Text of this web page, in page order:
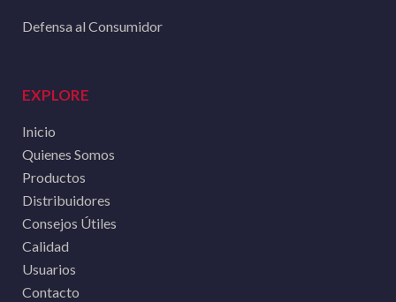
Defensa al Consumidor
EXPLORE
Inicio
Quienes Somos
Productos
Distribuidores
Consejos Útiles
Calidad
Usuarios
Contacto